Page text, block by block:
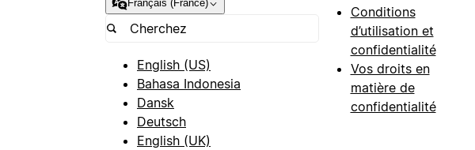
Français (France)
English (US)
Bahasa Indonesia
Dansk
Deutsch
English (UK)
Conditions
d’utilisation et
confidentialité
Vos droits en
matière de
confidentialité